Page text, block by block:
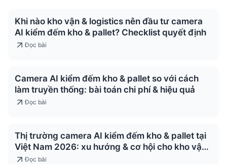
Khi nào kho vận & logistics nên đầu tư camera
AI kiểm đếm kho & pallet? Checklist quyết định
Đọc bài
Camera AI kiểm đếm kho & pallet so với cách
làm truyền thống: bài toán chi phí & hiệu quả
Đọc bài
Thị trường camera AI kiểm đếm kho & pallet tại
Việt Nam 2026: xu hướng & cơ hội cho kho vận
& logistics
Đọc bài